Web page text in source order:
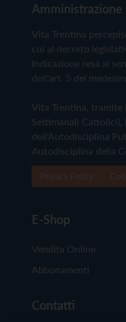
Amministrazione
Vita Trentina
cui al decreto
Indicazione resa ai
dell'art. 5 del
Vita Trentina, tramite
Settimanali
dell'Autodisciplina
Autodisciplina della
E-Shop
Vendita Online
Abbonamenti
Contatti